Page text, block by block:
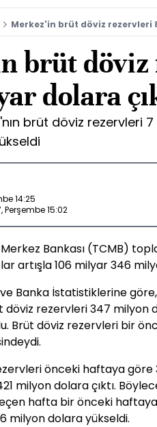
Merkez'in brüt döviz rezervleri
brüt
dolara
brüt döviz rezervleri
14:25
Perşembe 15:02
Bankası (TCMB)
artışla 106 milyar 346
ve Banka İstatistiklerine
döviz rezervleri 347
Brüt döviz rezervleri bir
önceki haftaya göre
milyon dolara çıktı.
hafta bir önceki
milyon dolara yükseldi.